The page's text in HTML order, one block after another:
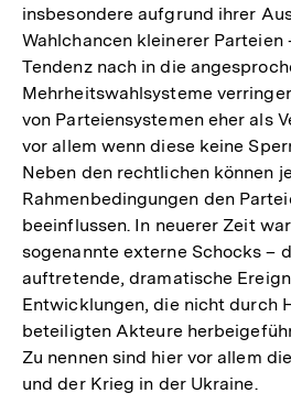
insbesondere aufgrund ihrer
Wahlchancen kleinerer Parteien
Tendenz nach in die
Mehrheitswahlsysteme
von Parteiensystemen eher als
vor allem wenn diese keine
Neben den rechtlichen können
Rahmenbedingungen den
beeinflussen. In neuerer Zeit
sogenannte externe Schocks –
auftretende, dramatische
Entwicklungen, die nicht durch
beteiligten Akteure
Zu nennen sind hier vor allem
und der Krieg in der Ukraine.